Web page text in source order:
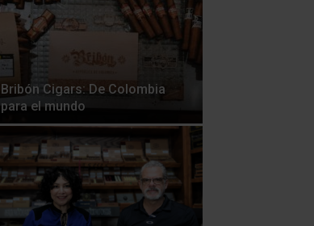
Bribón Cigars: De Colombia
para el mundo